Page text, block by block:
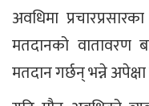
अवधिमा
मतदानको वातावरण
मतदान गर्छन् भन्ने